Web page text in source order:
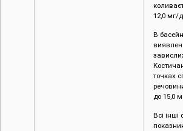
12,0 мг/
В
точках
до 15,0
Всі інші